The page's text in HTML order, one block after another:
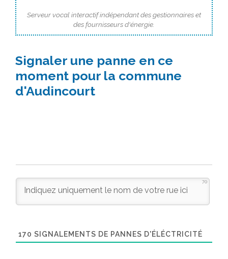
Serveur vocal interactif indépendant des gestionnaires et
des fournisseurs d'énergie.
Signaler une panne en ce
moment pour la commune
d'Audincourt
70
170 SIGNALEMENTS DE PANNES D'ÉLÉCTRICITÉ